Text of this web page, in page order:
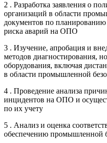
2 . Разработка заявления о
организаций в области
документов по
риска аварий на ОПО
3 . Изучение, апробация и
методов диагностирования,
оборудования, включая
в области промышленной
4 . Проведение анализа
инцидентов на ОПО и
по их учету
5 . Анализ и оценка
обеспечению промышленной